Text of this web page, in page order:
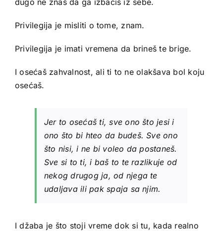
Privilegija je misliti o tome, znam.
Privilegija je imati vremena da brineš te brige.
I osećaš zahvalnost, ali ti to ne olakšava bol koju
osećaš.
Jer to osećaš ti, sve ono što jesi i
ono što bi hteo da budeš. Sve ono
što nisi, i ne bi voleo da postaneš.
Sve si to ti, i baš to te razlikuje od
nekog drugog ja, od njega te
udaljava ili pak spaja sa njim.
I džaba je što stoji vreme dok si tu, kada realno